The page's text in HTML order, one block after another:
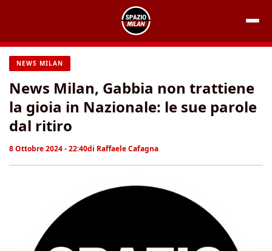
contenuto
NEWS MILAN
News Milan, Gabbia non trattiene
la gioia in Nazionale: le sue parole
dal ritiro
8 Ottobre 2024 - 22:40di Raffaele Cafagna